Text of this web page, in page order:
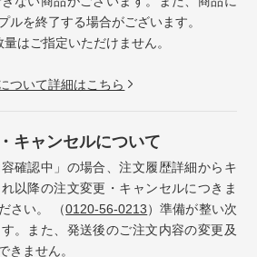
ルを終了する場合がございます。
はご指定いただけません。
ついて詳細はこちら
キャンセルについて
確認中」の場合、注文履歴詳細からキ
以降の注文変更・キャンセルにつきま
さい。 （0120-56-0213）準備が整い次
。また、発送後のご注文内容の変更及
きません。